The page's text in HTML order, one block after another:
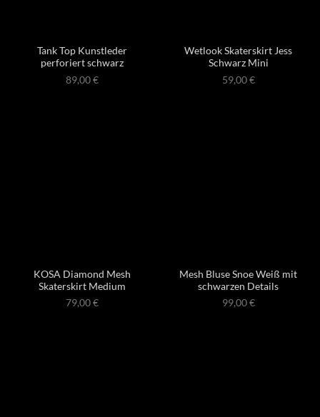
Tank Top Kunstleder
perforiert schwarz
89,00€
Wetlook Skaterskirt Jess
Schwarz Mini
59,00€
KOSA Diamond Mesh
Skaterskirt Medium
79,00€
Mesh Bluse Snoe Weiß mit
schwarzen Details
99,00€